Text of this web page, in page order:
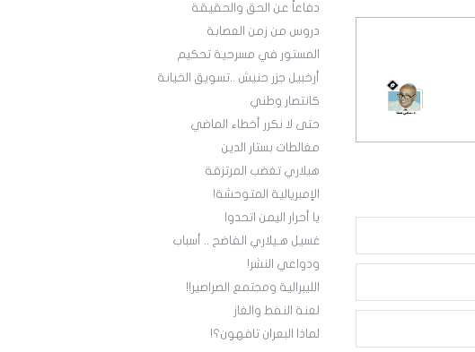
دفاعاً عن الحق والحقيقة
دروس من زمن العصابة
المستور في مسرحية تحكيم
أرخبيل جزر حنيش ..تسويق الخيانة
كانتصار وطني
حتى لا نكرر أخطاء الماضي
مغالطات بستار الدين
هيلاري تغضب المرتزقة
الإمبريالية المتوحشة!
يا أحرار اليمن اتحدوا
غسيل هـيلاري الفاضح .. أسباب
ودواعي النشر!
الليبرالية ومجتمع الصراصير!!
لعنة النفط والغاز
لماذا البعران تافهون؟!